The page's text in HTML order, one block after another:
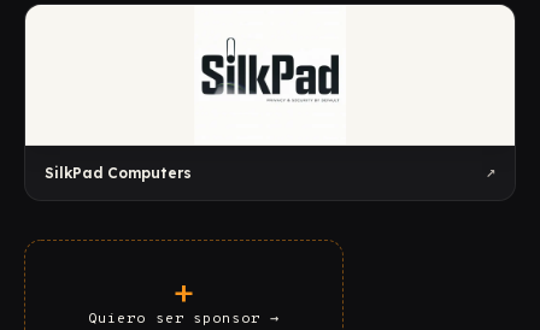
SilkPad Computers ↗
+
Quiero ser sponsor →